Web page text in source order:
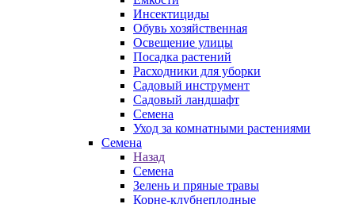
Инсектициды
Обувь хозяйственная
Освещение улицы
Посадка растений
Расходники для уборки
Садовый инструмент
Садовый ландшафт
Семена
Уход за комнатными растениями
Семена
Назад
Семена
Зелень и пряные травы
Корне-клубнеплодные